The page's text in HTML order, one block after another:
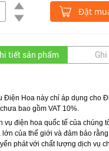
Đặt
tiết sản phẩm
Điện Hoa này chỉ áp dụng cho
bao gồm VAT 10%.
vụ điện hoa quốc tế của chúng
lớn của thế giới và đảm bảo
phát với chất lượng dịch vụ